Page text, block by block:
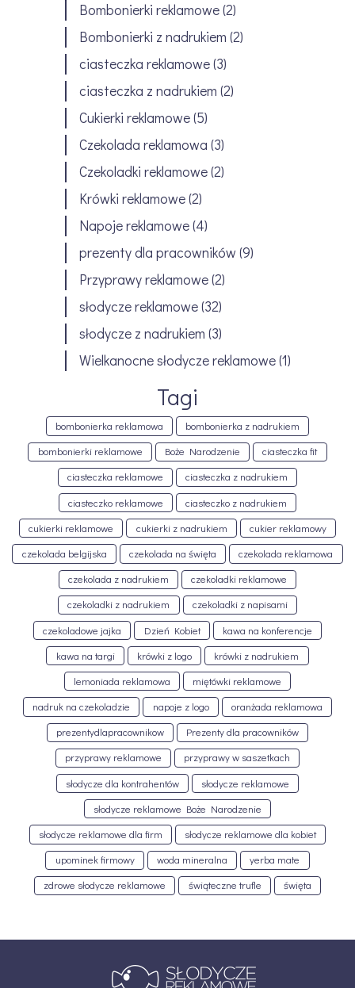
Bombonierki reklamowe(2)
Bombonierki z nadrukiem (2)
ciasteczka reklamowe(3)
ciasteczka z nadrukiem (2)
Cukierki reklamowe(5)
Czekolada reklamowa (3)
Czekoladki reklamowe(2)
Krówki reklamowe(2)
Napoje reklamowe(4)
prezenty dla pracowników(9)
Przyprawy reklamowe(2)
słodycze reklamowe(32)
słodycze z nadrukiem (3)
Wielkanocne słodycze reklamowe(1)
Tagi
bombonierka reklamowa bombonierka z nadrukiem
bombonierki reklamowe Boże Narodzenie ciasteczka fit
ciasteczka reklamowe ciasteczka z nadrukiem
ciasteczko reklamowe ciasteczko z nadrukiem
cukierki reklamowe cukierki z nadrukiem cukier reklamowy
czekolada belgijska czekolada na święta czekolada reklamowa
czekolada z nadrukiem czekoladki reklamowe
czekoladki z nadrukiem czekoladki z napisami
czekoladowe jajka Dzień Kobiet kawa na konferencje
kawa na targi krówki z logo krówki z nadrukiem
lemoniada reklamowa miętówki reklamowe
nadruk na czekoladzie napoje z logo oranżada reklamowa
prezentydlapracownikow Prezenty dla pracowników
przyprawy reklamowe przyprawy w saszetkach
słodycze dla kontrahentów słodycze reklamowe
słodycze reklamowe Boże Narodzenie
słodycze reklamowe dla firm słodycze reklamowe dla kobiet
upominek firmowy woda mineralna yerba mate
zdrowe słodycze reklamowe świąteczne trufle święta